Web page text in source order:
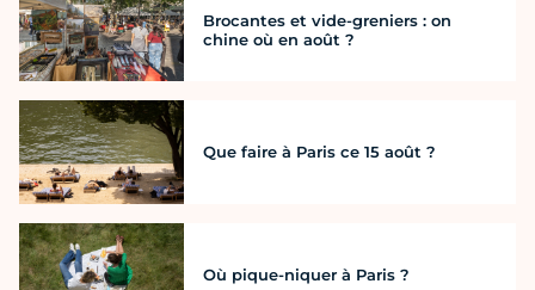
Brocantes et vide-greniers : on
chine où en août ?
Que faire à Paris ce 15 août ?
Où pique-niquer à Paris ?